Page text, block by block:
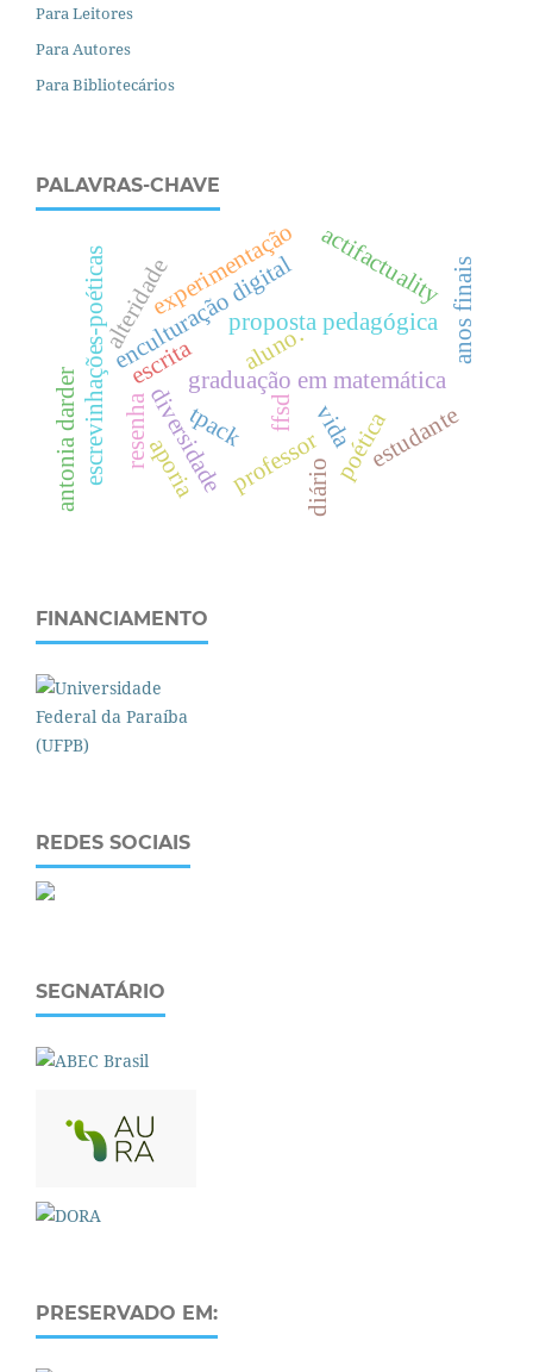
Para Leitores
Para Autores
Para Bibliotecários
PALAVRAS-CHAVE
proposta pedagógica
enculturação digital
escrita
escrevinhações-poéticas diversidade
graduação em matemática
tpack
alteridade
poética
ffsd vida
experimentação
professor
aluno.
antonia darder resenha estudante
diário
actifactuality
aporia
anos finais
FINANCIAMENTO
REDES SOCIAIS
SEGNATÁRIO
PRESERVADO EM: